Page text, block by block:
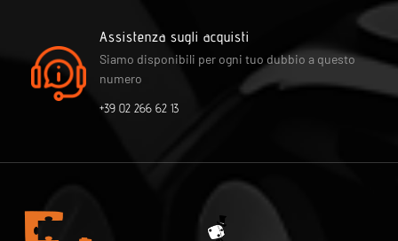
Assistenza sugli acquisti
Siamo disponibili per ogni tuo dubbio a questo
numero
+39 02 266 62 13